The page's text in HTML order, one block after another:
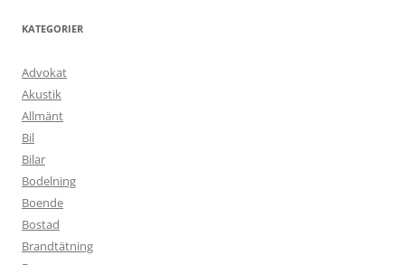
KATEGORIER
Advokat
Akustik
Allmänt
Bil
Bilar
Bodelning
Boende
Bostad
Brandtätning